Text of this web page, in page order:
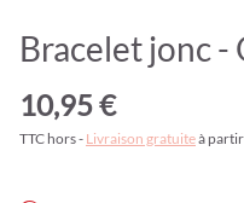
Bracelet jonc -
10,95 €
TTC hors - Livraison gratuiteà